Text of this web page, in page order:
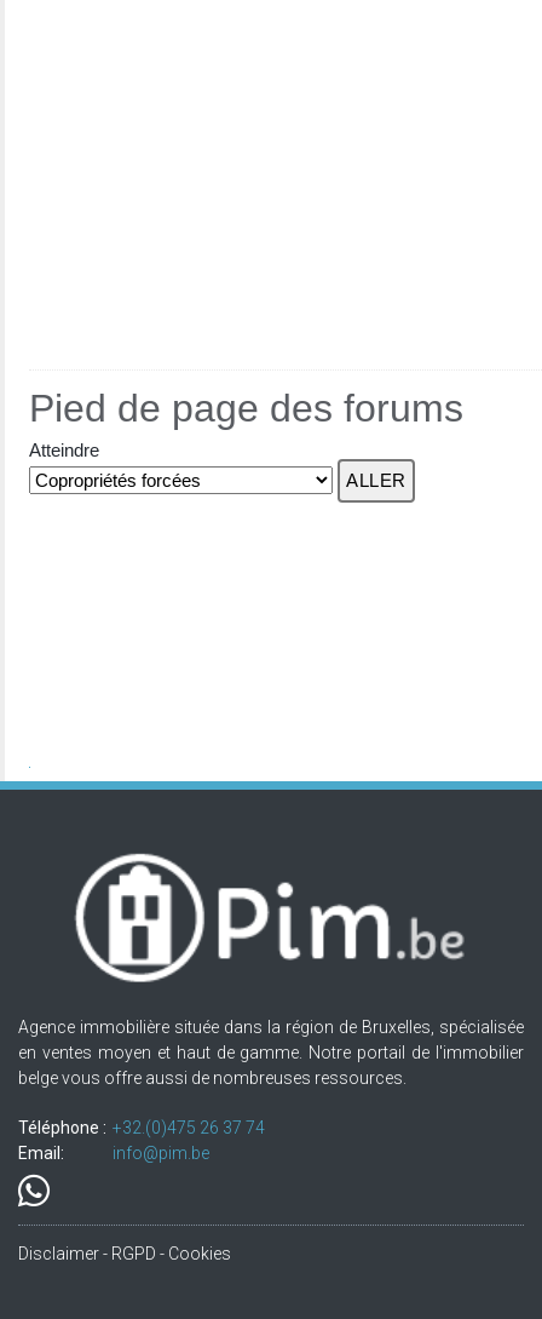
Pied de page des forums
Atteindre
Agence immobilière située dans la région de Bruxelles, spécialisée
en ventes moyen et haut de gamme. Notre portail de l'immobilier
belge vous offre aussi de nombreuses ressources.
Téléphone : +32.(0)475 26 37 74
Email:
info@pim.be
Disclaimer - RGPD - Cookies